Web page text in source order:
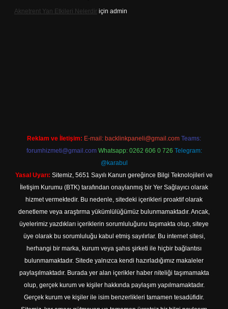
Aknetrent Yan Etkileri Nelerdir için admin
Reklam ve İletişim: E-mail: backlinkpaneli@gmail.com Teams:
forumhizmeti@gmail.com Whatsapp: 0262 606 0 726 Telegram:
@karabul
Yasal Uyarı: Sitemiz, 5651 Sayılı Kanun gereğince Bilgi Teknolojileri ve
İletişim Kurumu (BTK) tarafından onaylanmış bir Yer Sağlayıcı olarak
hizmet vermektedir. Bu nedenle, sitedeki içerikleri proaktif olarak
denetleme veya araştırma yükümlülüğümüz bulunmamaktadır. Ancak,
üyelerimiz yazdıkları içeriklerin sorumluluğunu taşımakta olup, siteye
üye olarak bu sorumluluğu kabul etmiş sayılırlar. Bu internet sitesi,
herhangi bir marka, kurum veya şahıs şirketi ile hiçbir bağlantısı
bulunmamaktadır. Sitede yalnızca kendi hazırladığımız makaleler
paylaşılmaktadır. Burada yer alan içerikler haber niteliği taşımamakta
olup, gerçek kurum ve kişiler hakkında paylaşım yapılmamaktadır.
Gerçek kurum ve kişiler ile isim benzerlikleri tamamen tesadüfidir.